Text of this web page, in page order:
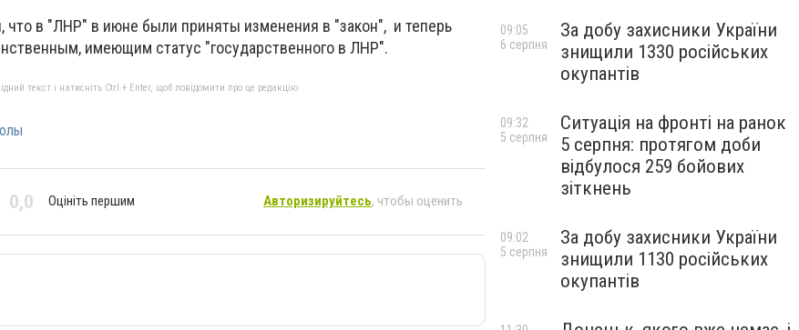
что в "ЛНР" в июне были приняты изменения в "закон", и теперь
имеющим статус "государственного в ЛНР".
текст і натисніть Ctrl + Enter, щоб повідомити про це редакцію
0,0 Оцініть першим Авторизируйтесь, чтобы оценить
За добу захисники України
знищили 1330 російських
окупантів
09:05
6 серпня
Ситуація на фронті на ранок
5 серпня: протягом доби
відбулося 259 бойових
зіткнень
09:32
5 серпня
За добу захисники України
знищили 1130 російських
окупантів
09:02
5 серпня